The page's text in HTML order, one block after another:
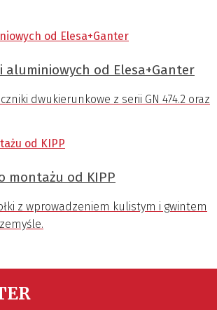
aluminiowych od Elesa+Ganter
dwukierunkowe z serii GN 474.2 oraz
montażu od KIPP
z wprowadzeniem kulistym i gwintem